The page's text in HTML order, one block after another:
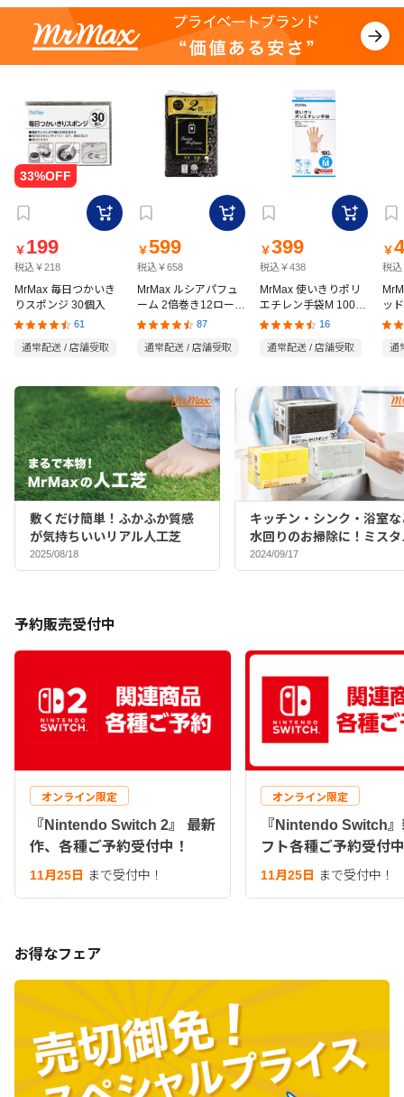
￥ 199
税込￥218
MrMax 毎日つかいき
りスポンジ 30個入
61
通常配送 / 店舗受取
￥599
税込￥658
MrMax ルシアパフュ
ーム 2倍巻き12ロール
ダブル
87
通常配送 / 店舗受取
￥399
税込￥438
MrMax 使いきりポリ
エチレン手袋M 100枚
入
16
通常配送 / 店舗受取
￥
税込
ッ
の
通
敷くだけ簡単！ふかふか質感
が気持ちいいリアル人工芝
2025/08/18
キッチン・シンク・浴室な
水回りのお掃除に！ミスタ
マックスバイヤーおすすめ
ポンジ♪
2024/09/17
予約販売受付中
オンライン限定
『Nintendo Switch 2』 最新
作、各種ご予約受付中！
11月25日 まで受付中！
オンライン限定
『Nintendo Switch
フト各種ご予約受付
11月25日 まで受付中！
お得なフェア